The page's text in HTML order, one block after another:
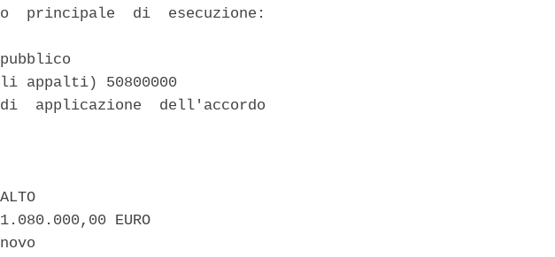
principale  di  esecuzione:
appalti) 50800000
applicazione  dell'accordo
EURO